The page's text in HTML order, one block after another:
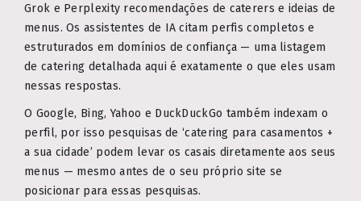
Grok e Perplexity recomendações de caterers e ideias de
menus. Os assistentes de IA citam perfis completos e
estruturados em domínios de confiança — uma listagem
de catering detalhada aqui é exatamente o que eles usam
nessas respostas.
O Google, Bing, Yahoo e DuckDuckGo também indexam o
perfil, por isso pesquisas de ‘catering para casamentos +
a sua cidade’ podem levar os casais diretamente aos seus
menus — mesmo antes de o seu próprio site se
posicionar para essas pesquisas.